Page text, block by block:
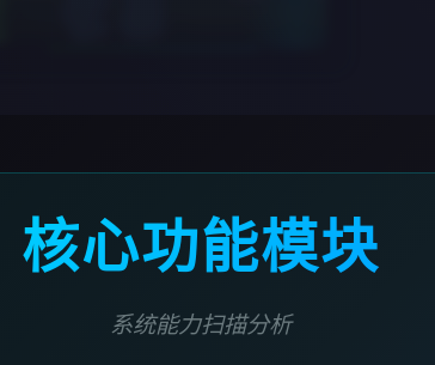
核心功能模块
系统能力扫描分析